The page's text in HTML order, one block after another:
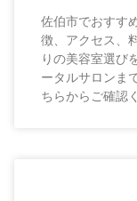
佐伯市でおすす
徴、アクセス、
りの美容室選び
ータルサロンま
ちらからご確認